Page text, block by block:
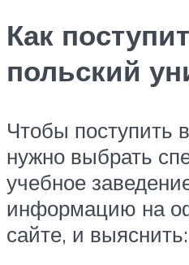
Как
польский
Чтобы поступить
нужно выбрать
учебное
информацию на
сайте, и выяснить: